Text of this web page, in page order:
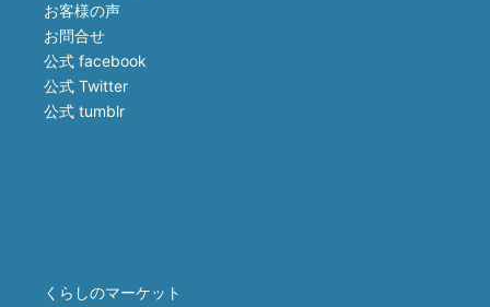
お客様の声
お問合せ
公式 facebook
公式 Twitter
公式 tumblr
くらしのマーケット